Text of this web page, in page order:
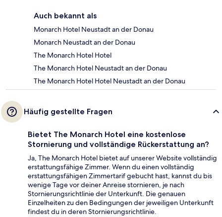
Auch bekannt als
Monarch Hotel Neustadt an der Donau
Monarch Neustadt an der Donau
The Monarch Hotel Hotel
The Monarch Hotel Neustadt an der Donau
The Monarch Hotel Hotel Neustadt an der Donau
Häufig gestellte Fragen
Bietet The Monarch Hotel eine kostenlose
Stornierung und vollständige Rückerstattung an?
Ja, The Monarch Hotel bietet auf unserer Website vollständig
erstattungsfähige Zimmer. Wenn du einen vollständig
erstattungsfähigen Zimmertarif gebucht hast, kannst du bis
wenige Tage vor deiner Anreise stornieren, je nach
Stornierungsrichtlinie der Unterkunft. Die genauen
Einzelheiten zu den Bedingungen der jeweiligen Unterkunft
findest du in deren Stornierungsrichtlinie.